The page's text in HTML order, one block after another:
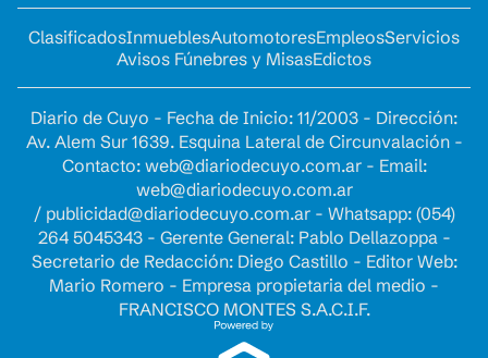
ClasificadosInmueblesAutomotoresEmpleosServicios
Avisos Fúnebres y MisasEdictos
Diario de Cuyo - Fecha de Inicio: 11/2003 - Dirección:
Av. Alem Sur 1639. Esquina Lateral de Circunvalación -
Contacto: web@diariodecuyo.com.ar- Email:
web@diariodecuyo.com.ar
/ publicidad@diariodecuyo.com.ar- Whatsapp: (054)
264 5045343 - Gerente General: Pablo Dellazoppa -
Secretario de Redacción: Diego Castillo - Editor Web:
Mario Romero - Empresa propietaria del medio -
FRANCISCO MONTES S.A.C.I.F.